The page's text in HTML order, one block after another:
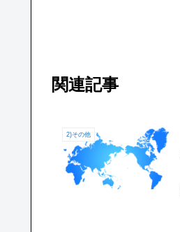
関連記事
2)その他